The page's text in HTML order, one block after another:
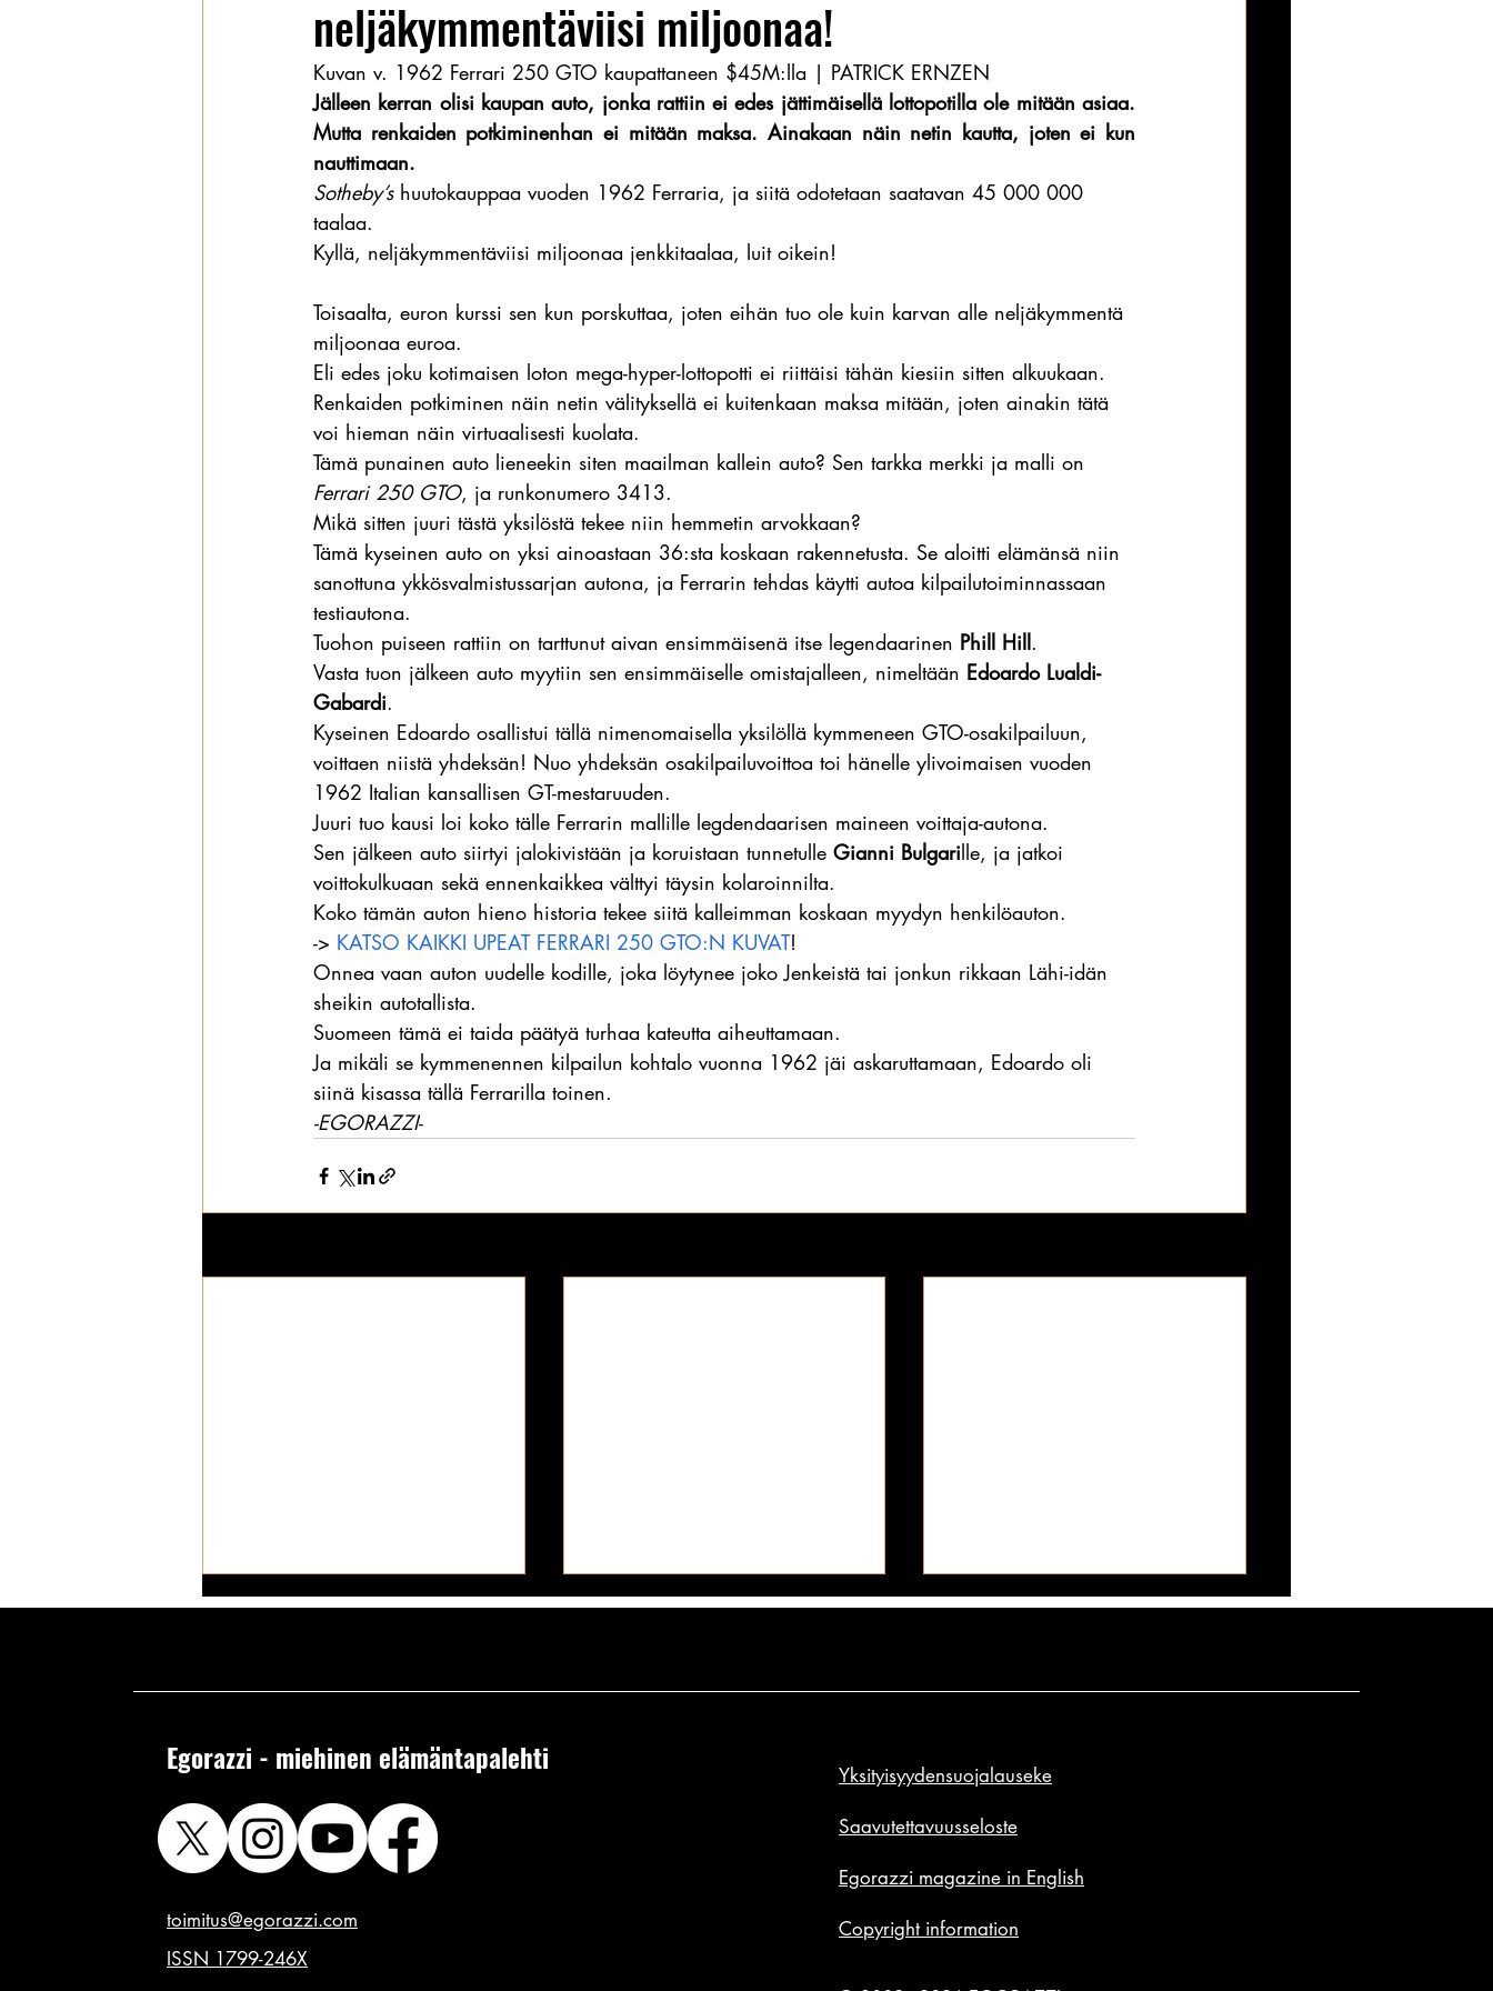
neljäkymmentäviisi miljoonaa!
Kuvan v. 1962 Ferrari 250 GTO kaupattaneen $45M:lla | PATRICK ERNZEN
Jälleen kerran olisi kaupan auto, jonka rattiin ei edes jättimäisellä lottopotilla ole mitään asiaa.
Mutta renkaiden potkiminenhan ei mitään maksa. Ainakaan näin netin kautta, joten ei kun
nauttimaan.
Sotheby’s huutokauppaa vuoden 1962 Ferraria, ja siitä odotetaan saatavan 45 000 000
taalaa.
Kyllä, neljäkymmentäviisi miljoonaa jenkkitaalaa, luit oikein!
Toisaalta, euron kurssi sen kun porskuttaa, joten eihän tuo ole kuin karvan alle neljäkymmentä
miljoonaa euroa.
Eli edes joku kotimaisen loton mega-hyper-lottopotti ei riittäisi tähän kiesiin sitten alkuukaan.
Renkaiden potkiminen näin netin välityksellä ei kuitenkaan maksa mitään, joten ainakin tätä
voi hieman näin virtuaalisesti kuolata.
Tämä punainen auto lieneekin siten maailman kallein auto? Sen tarkka merkki ja malli on
Ferrari 250 GTO, ja runkonumero 3413.
Mikä sitten juuri tästä yksilöstä tekee niin hemmetin arvokkaan?
Tämä kyseinen auto on yksi ainoastaan 36:sta koskaan rakennetusta. Se aloitti elämänsä niin
sanottuna ykkösvalmistussarjan autona, ja Ferrarin tehdas käytti autoa kilpailutoiminnassaan
testiautona.
Tuohon puiseen rattiin on tarttunut aivan ensimmäisenä itse legendaarinen Phill Hill.
Vasta tuon jälkeen auto myytiin sen ensimmäiselle omistajalleen, nimeltään Edoardo Lualdi-
Gabardi.
Kyseinen Edoardo osallistui tällä nimenomaisella yksilöllä kymmeneen GTO-osakilpailuun,
voittaen niistä yhdeksän! Nuo yhdeksän osakilpailuvoittoa toi hänelle ylivoimaisen vuoden
1962 Italian kansallisen GT-mestaruuden.
Juuri tuo kausi loi koko tälle Ferrarin mallille legdendaarisen maineen voittaja-autona.
Sen jälkeen auto siirtyi jalokivistään ja koruistaan tunnetulle Gianni Bulgarille, ja jatkoi
voittokulkuaan sekä ennenkaikkea välttyi täysin kolaroinnilta.
Koko tämän auton hieno historia tekee siitä kalleimman koskaan myydyn henkilöauton.
-> KATSO KAIKKI UPEAT FERRARI 250 GTO:N KUVAT!
Onnea vaan auton uudelle kodille, joka löytynee joko Jenkeistä tai jonkun rikkaan Lähi-idän
sheikin autotallista.
Suomeen tämä ei taida päätyä turhaa kateutta aiheuttamaan.
Ja mikäli se kymmenennen kilpailun kohtalo vuonna 1962 jäi askaruttamaan, Edoardo oli
siinä kisassa tällä Ferrarilla toinen.
-EGORAZZI-
isoimmat ja herkullisimmat tissit:
mitä heille nyt kuuluu –
shadowbännättyjen kuvienTOP 10!
Kattohuoneiston povipommien
männävuosien pontevimmat povet:
tuo nyt edes asu? ✪
Egorazzi - miehinen elämäntapalehti
toimitus@egorazzi.com
ISSN 1799-246X
Yksityisyydensuojalauseke
Saavutettavuusseloste
Egorazzi magazine in English
Copyright information